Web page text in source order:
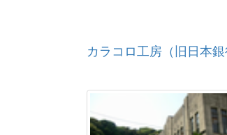
カラコロ工房（旧日本銀